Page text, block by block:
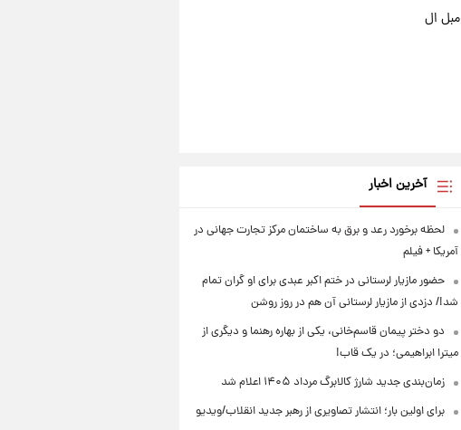
مبل ال
آخرین اخبار
لحظه برخورد رعد و برق به ساختمان مرکز تجارت جهانی در
آمریکا + فیلم
حضور مازیار لرستانی در ختم اکبر عبدی برای او گران تمام
شد!/ دزدی از مازیار لرستانی آن هم در روز روشن
دو دختر پیمان قاسم‌خانی، یکی از بهاره رهنما و دیگری از
میترا ابراهیمی؛ در یک قاب!
زمان‌بندی جدید شارژ کالابرگ مرداد ۱۴۰۵ اعلام شد
برای اولین بار؛ انتشار تصاویری از رهبر جدید انقلاب/ویدیو